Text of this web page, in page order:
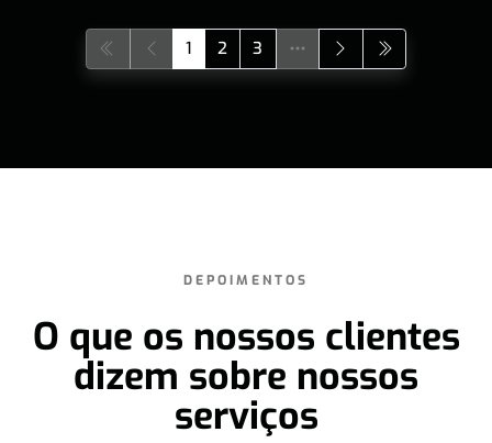
1 2 3
DEPOIMENTOS
O que os nossos clientes
dizem sobre nossos
serviços